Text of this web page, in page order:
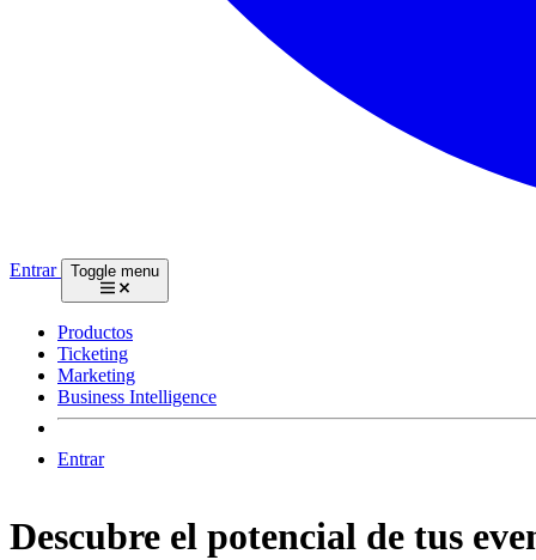
Entrar Toggle menu
Productos
Ticketing
Marketing
Business Intelligence
Entrar
Descubre el potencial de tus